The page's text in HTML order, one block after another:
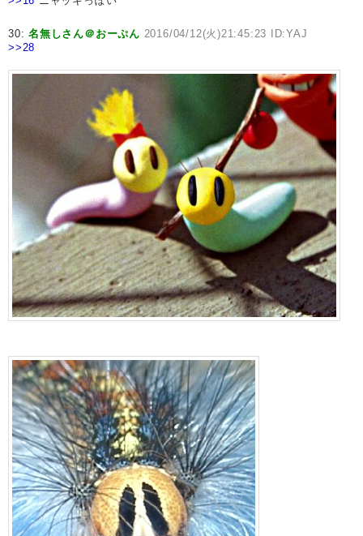
30:名無しさん＠おーぷん 2016/04/12(火)21:45:23 ID:YAJ
>>28